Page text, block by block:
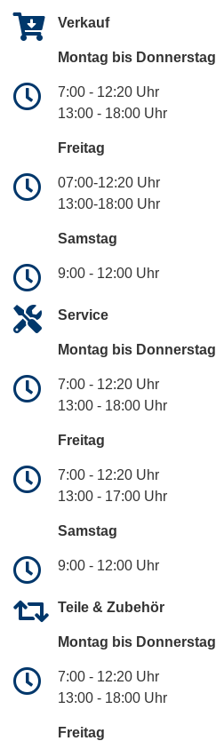
Verkauf
Montag bis Donnerstag
7:00 - 12:20 Uhr
13:00 - 18:00 Uhr
Freitag
07:00-12:20 Uhr
13:00-18:00 Uhr
Samstag
9:00 - 12:00 Uhr
Service
Montag bis Donnerstag
7:00 - 12:20 Uhr
13:00 - 18:00 Uhr
Freitag
7:00 - 12:20 Uhr
13:00 - 17:00 Uhr
Samstag
9:00 - 12:00 Uhr
Teile & Zubehör
Montag bis Donnerstag
7:00 - 12:20 Uhr
13:00 - 18:00 Uhr
Freitag